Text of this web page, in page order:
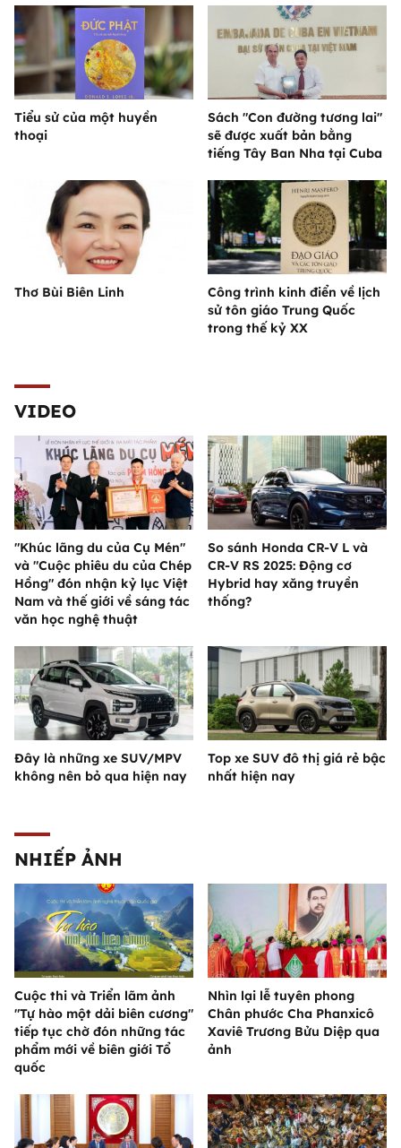
Tiểu sử của một huyền
thoại
Sách "Con đường tương lai"
sẽ được xuất bản bằng
tiếng Tây Ban Nha tại Cuba
Thơ Bùi Biên Linh
Công trình kinh điển về lịch
sử tôn giáo Trung Quốc
trong thế kỷ XX
VIDEO
"Khúc lãng du của Cụ Mén"
và "Cuộc phiêu du của Chép
Hồng" đón nhận kỷ lục Việt
Nam và thế giới về sáng tác
văn học nghệ thuật
So sánh Honda CR-V L và
CR-V RS 2025: Động cơ
Hybrid hay xăng truyền
thống?
Đây là những xe SUV/MPV
không nên bỏ qua hiện nay
Top xe SUV đô thị giá rẻ bậc
nhất hiện nay
NHIẾP ẢNH
Cuộc thi và Triển lãm ảnh
"Tự hào một dải biên cương"
tiếp tục chờ đón những tác
phẩm mới về biên giới Tổ
quốc
Nhìn lại lễ tuyên phong
Chân phước Cha Phanxicô
Xaviê Trương Bửu Diệp qua
ảnh